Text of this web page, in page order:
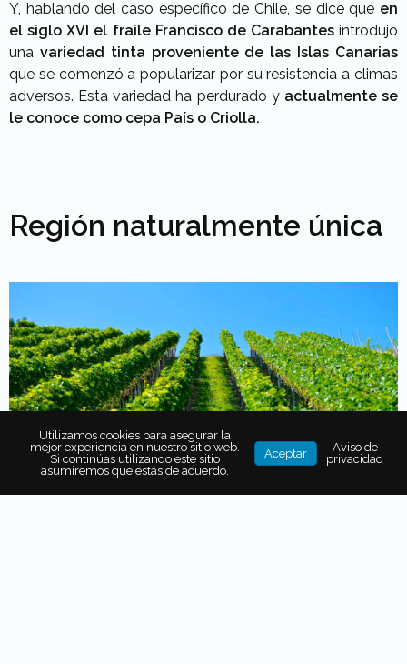
Y, hablando del caso específico de Chile, se dice que en
el siglo XVI el fraile Francisco de Carabantesintrodujo
una variedad tinta proveniente de las Islas Canarias
que se comenzó a popularizar por su resistencia a climas
adversos. Esta variedad ha perdurado y actualmente se
le conoce como cepa País o Criolla.
Región naturalmente única
Utilizamos cookies para asegurar la
mejor experiencia en nuestro sitio web.
Si continúas utilizando este sitio
asumiremos que estás de acuerdo.
Aceptar
Aviso de
privacidad